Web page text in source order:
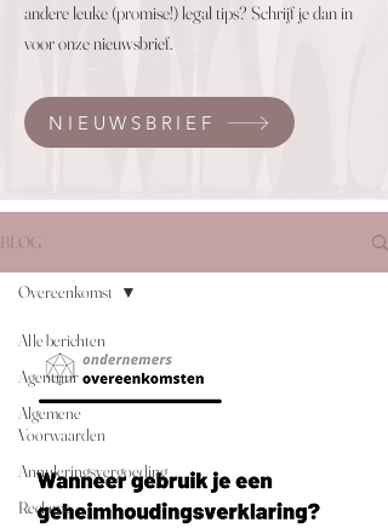
andere leuke (promise!) legal tips? Schrijf je dan in
voor onze nieuwsbrief.
NIEUWSBRIEF
BLOG
Alle berichten
Agentuur
Algemene
Voorwaarden
Annuleringsvergoeding
Reclame
Overeenkomst